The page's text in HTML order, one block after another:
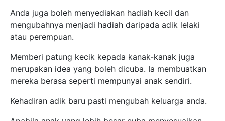
Anda juga boleh menyediakan hadiah kecil dan
mengubahnya menjadi hadiah daripada adik lelaki
atau perempuan.
Memberi patung kecik kepada kanak-kanak juga
merupakan idea yang boleh dicuba. Ia membuatkan
mereka berasa seperti mempunyai anak sendiri.
Kehadiran adik baru pasti mengubah keluarga anda.